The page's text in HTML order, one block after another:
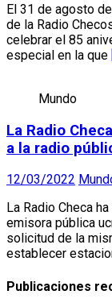
El 31 de agosto
de la Radio
celebrar el 85
especial en la que
Mundo
La Radio
a la radio
12/03/2022
La Radio Checa
emisora pública
solicitud de la
establecer
Publicaciones